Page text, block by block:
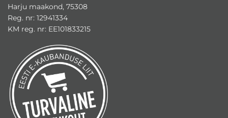
Harju maakond, 75308
Reg. nr: 12941334
KM reg. nr: EE101833215